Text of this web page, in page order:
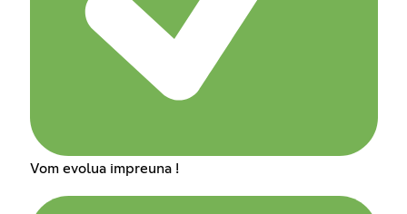
Vom evolua impreuna !